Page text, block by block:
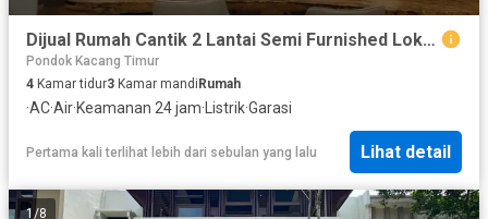
Dijual Rumah Cantik 2 Lantai Semi Furnished Lokasi Strategis Dekat Pasar Modern Bintaro di Sektor 9 Bintaro Tangsel Gb-16023
Pondok Kacang Timur
4 Kamar tidur3 Kamar mandi Rumah
·AC·Air·Keamanan 24 jam· Listrik·Garasi
Pertama kali terlihat lebih dari sebulan yang lalu Lihat detail
1/8